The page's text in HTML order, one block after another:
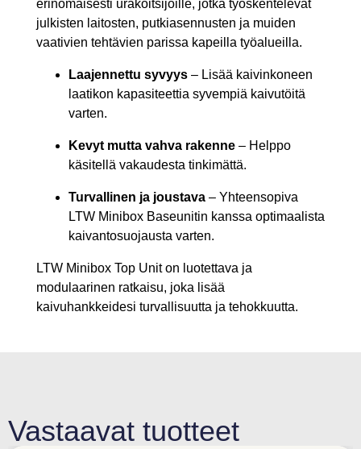
erinomaisesti urakoitsijoille, jotka työskentelevät
julkisten laitosten, putkiasennusten ja muiden
vaativien tehtävien parissa kapeilla työalueilla.
Laajennettu syvyys – Lisää kaivinkoneen
laatikon kapasiteettia syvempiä kaivutöitä
varten.
Kevyt mutta vahva rakenne – Helppo
käsitellä vakaudesta tinkimättä.
Turvallinen ja joustava – Yhteensopiva
LTW Minibox Baseunitin kanssa optimaalista
kaivantosuojausta varten.
LTW Minibox Top Unit on luotettava ja
modulaarinen ratkaisu, joka lisää
kaivuhankkeidesi turvallisuutta ja tehokkuutta.
Vastaavat tuotteet